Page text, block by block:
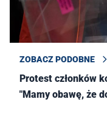
ZOBACZ PODOBNE
Protest członków
"Mamy obawę, że